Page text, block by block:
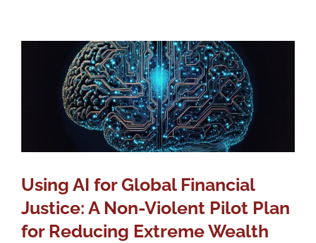
Using AI for Global Financial
Justice: A Non-Violent Pilot Plan
for Reducing Extreme Wealth